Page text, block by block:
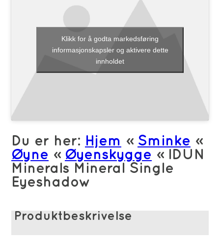
Klikk for å godta markedsføring
informasjonskapsler og aktivere dette
innholdet
Du er her: Hjem » Sminke »
Øyne » Øyenskygge »
IDUN
Minerals Mineral Single
Eyeshadow
Produktbeskrivelse